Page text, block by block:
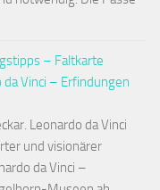
– Faltkarte
Vinci – Erfindungen
Leonardo da Vinci
und visionärer
da Vinci –